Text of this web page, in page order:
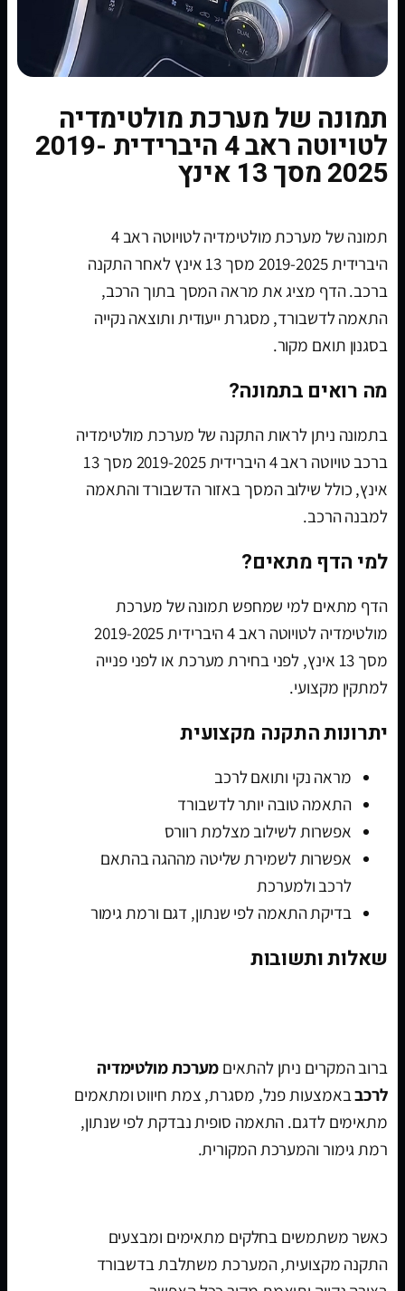
תמונה של מערכת מולטימדיה
לטויוטה ראב 4 היברידית 2019-
2025 מסך 13 אינץ
תמונה של מערכת מולטימדיה לטויוטה ראב 4
היברידית 2019-2025 מסך 13 אינץ לאחר התקנה
ברכב. הדף מציג את מראה המסך בתוך הרכב,
התאמה לדשבורד, מסגרת ייעודית ותוצאה נקייה
בסגנון תואם מקור.
מה רואים בתמונה?
בתמונה ניתן לראות התקנה של מערכת מולטימדיה
ברכב טויוטה ראב 4 היברידית 2019-2025 מסך 13
אינץ, כולל שילוב המסך באזור הדשבורד והתאמה
למבנה הרכב.
למי הדף מתאים?
הדף מתאים למי שמחפש תמונה של מערכת
מולטימדיה לטויוטה ראב 4 היברידית 2019-2025
מסך 13 אינץ, לפני בחירת מערכת או לפני פנייה
למתקין מקצועי.
יתרונות התקנה מקצועית
מראה נקי ותואם לרכב
התאמה טובה יותר לדשבורד
אפשרות לשילוב מצלמת רוורס
אפשרות לשמירת שליטה מההגה בהתאם
לרכב ולמערכת
בדיקת התאמה לפי שנתון, דגם ורמת גימור
שאלות ותשובות
ברוב המקרים ניתן להתאים מערכת מולטימדיה
לרכבבאמצעות פנל, מסגרת, צמת חיווט ומתאמים
מתאימים לדגם. התאמה סופית נבדקת לפי שנתון,
רמת גימור והמערכת המקורית.
כאשר משתמשים בחלקים מתאימים ומבצעים
התקנה מקצועית, המערכת משתלבת בדשבורד